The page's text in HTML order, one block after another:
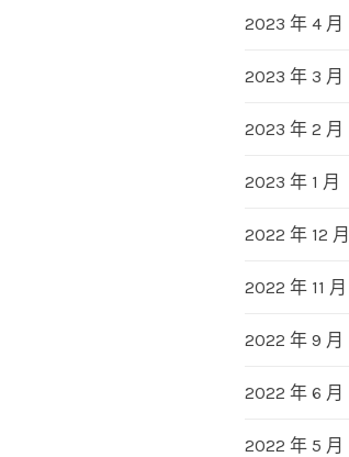
2023 年 4 月
2023 年 3 月
2023 年 2 月
2023 年 1 月
2022 年 12 月
2022 年 11 月
2022 年 9 月
2022 年 6 月
2022 年 5 月